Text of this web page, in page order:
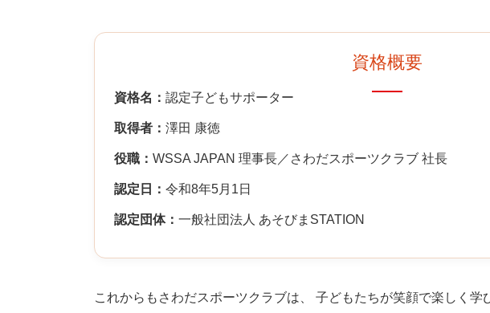
資格概要
資格名： 認定子どもサポーター
取得者： 澤田 康徳
役職： WSSA JAPAN 理事長／さわだスポーツクラブ 社長
認定日： 令和8年5月1日
認定団体： 一般社団法人 あそびまSTATION
これからもさわだスポーツクラブは、 子どもたちが笑顔で楽しく